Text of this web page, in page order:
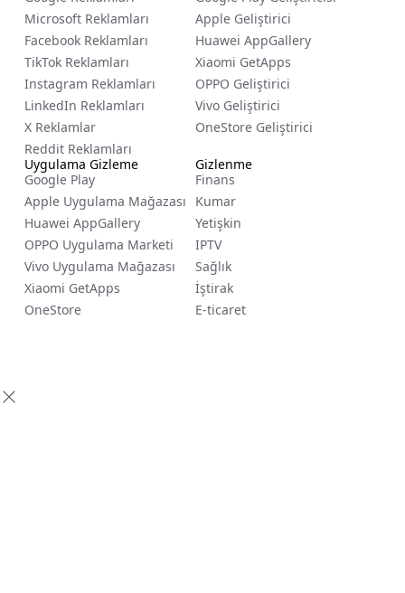
Microsoft Reklamları
Facebook Reklamları
TikTok Reklamları
Instagram Reklamları
LinkedIn Reklamları
X Reklamlar
Reddit Reklamları
Gizlenme
Finans
Kumar
Yetişkin
IPTV
Sağlık
İştirak
E-ticaret
Apple Geliştirici
Huawei AppGallery
Xiaomi GetApps
OPPO Geliştirici
Vivo Geliştirici
OneStore Geliştirici
Uygulama Gizleme
Google Play
Apple Uygulama Mağazası
Huawei AppGallery
OPPO Uygulama Marketi
Vivo Uygulama Mağazası
Xiaomi GetApps
OneStore